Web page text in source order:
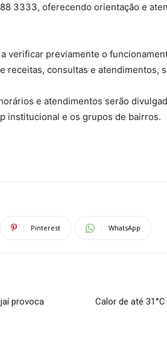
3333, oferecendo orientação e
verificar previamente o
receitas, consultas e atendimentos,
e atendimentos serão
institucional e os grupos de bairros.
Pinterest WhatsApp
provoca
Calor de até